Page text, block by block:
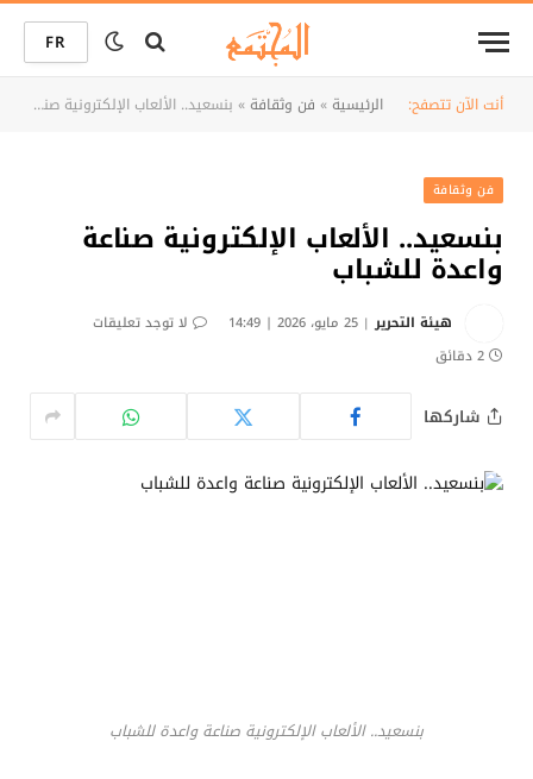
FR
أنت الآن تتصفح: الرئيسية» فن وثقافة» بنسعيد.. الألعاب الإلكترونية صناعة واعدة للشباب
فن وثقافة
بنسعيد.. الألعاب الإلكترونية صناعة
واعدة للشباب
هيئة التحرير 25 مايو، 2026 | 14:49
لا توجد تعليقات
2 دقائق
شاركها
بنسعيد.. الألعاب الإلكترونية صناعة واعدة للشباب